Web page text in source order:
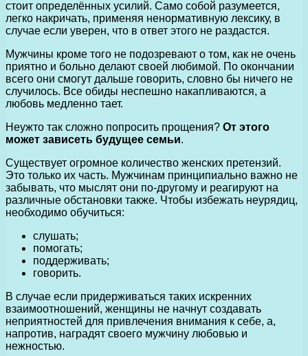
стоит определённых усилий. Само собой разумеется,
легко накричать, применяя ненормативную лексику, в
случае если уверен, что в ответ этого не раздастся.
Мужчины кроме того не подозревают о том, как не очень
приятно и больно делают своей любимой. По окончании
всего они смогут дальше говорить, словно бы ничего не
случилось. Все обиды неспешно накапливаются, а
любовь медленно тает.
Неужто так сложно попросить прощения? От этого
может зависеть будущее семьи.
Существует огромное количество женских претензий.
Это только их часть. Мужчинам принципиально важно не
забывать, что мыслят они по-другому и реагируют на
различные обстановки также. Чтобы избежать неурядиц,
необходимо обучиться:
слушать;
помогать;
поддерживать;
говорить.
В случае если придерживаться таких искренних
взаимоотношений, женщины не начнут создавать
неприятностей для привлечения внимания к себе, а,
напротив, наградят своего мужчину любовью и
нежностью.